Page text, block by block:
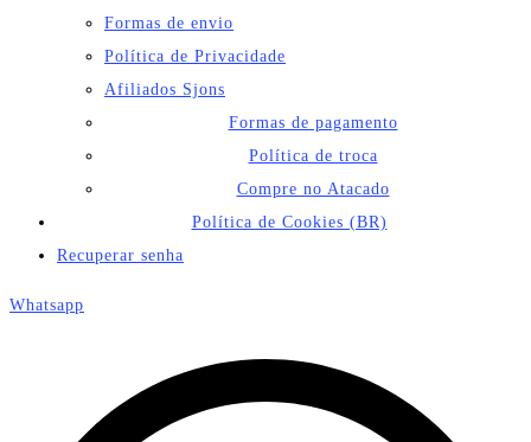
Formas de envio
Política de Privacidade
Afiliados Sjons
Formas de pagamento
Política de troca
Compre no Atacado
Política de Cookies (BR)
Recuperar senha
Whatsapp